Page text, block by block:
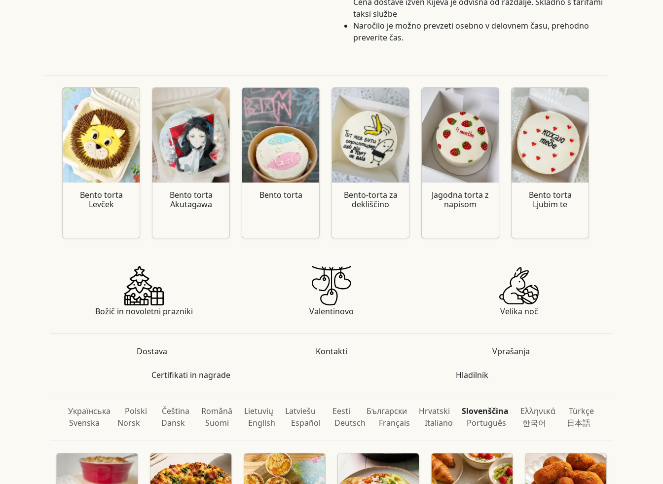
taksi službe
Naročilo je možno prevzeti osebno v delovnem času, prehodno
preverite čas.
Bento torta
Levček
Bento torta
Akutagawa
Bento torta
Bento-torta za
dekliščino
Jagodna torta z
napisom
Bento torta
Ljubim te
Božič in novoletni prazniki Valentinovo Velika noč
Dostava Kontakti Vprašanja
Certifikati in nagrade Hladilnik
Українська Polski Čeština Română Lietuvių Latviešu Eesti Български Hrvatski Slovenščina Ελληνικά
Türkçe
Svenska
Norsk Dansk Suomi English Español Deutsch Français Italiano Português 한국어 日本語